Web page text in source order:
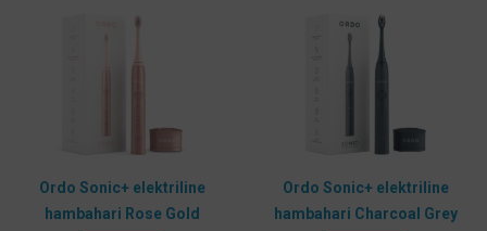
Ordo Sonic+ elektriline
hambahari Rose Gold
Ordo Sonic+ elektriline
hambahari Charcoal Grey